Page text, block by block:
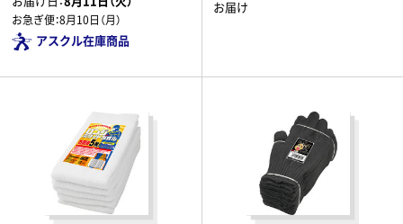
お急ぎ便：8月10日（月）
アスクル在庫商品
お届け